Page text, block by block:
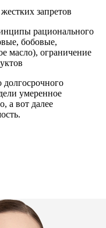
запретов
рационального
бобовые,
масло), ограничение
долгосрочного
умеренное
а вот далее